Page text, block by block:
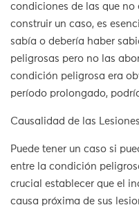
condiciones de las que no
construir un caso, es
sabía o debería haber
peligrosas pero no las
condición peligrosa era
período prolongado,
Causalidad de las
Puede tener un caso si
entre la condición
crucial establecer que el
causa próxima de sus